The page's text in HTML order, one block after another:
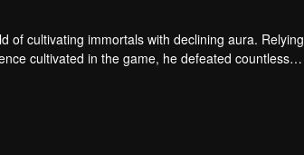
of cultivating immortals with declining aura. Relying
cultivated in the game, he defeated countless
troubles of Qianqiu Valley and defeated the
the human crisis and defeated the demon son,